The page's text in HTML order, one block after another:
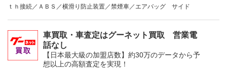
ｔｈ接続／ＡＢＳ／横滑り防止装置／禁煙車／エアバッグ サイド
車買取・車査定はグーネット買取 営業電
話なし
【日本最大級の加盟店数】約30万のデータから予
想以上の高額査定を実現！